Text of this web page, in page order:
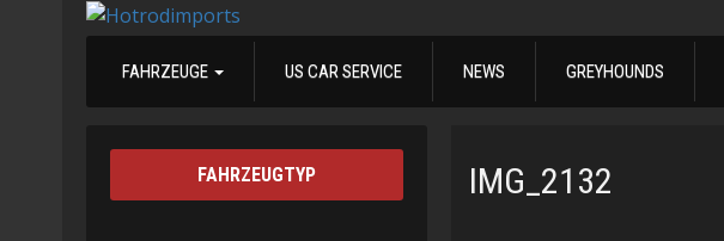
FAHRZEUGE US CAR SERVICE NEWS GREYHOUNDS
IMG_2132
FAHRZEUGTYP